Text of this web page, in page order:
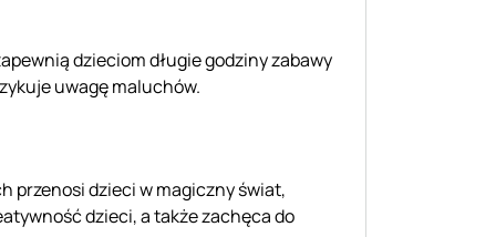
dzieciom długie godziny zabawy
uwagę maluchów.
przenosi dzieci w magiczny świat,
dzieci, a także zachęca do